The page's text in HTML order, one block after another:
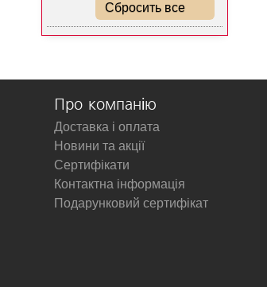
Сбросить все
Про компанію
Доставка і оплата
Новини та акції
Сертифікати
Контактна інформація
Подарунковий сертифікат